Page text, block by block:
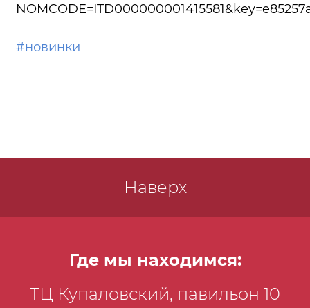
#новинки
Наверх
Где мы находимся:
ТЦ Купаловский, павильон 10